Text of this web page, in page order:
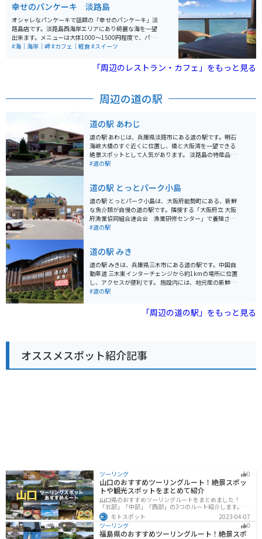
幸せのパンケーキ 淡路島
オシャレなパンケーキで話題の「幸せのパンケーキ」淡
路島店です。淡路島西海岸エリアにあり綺麗な海を一望
出来ます。メニューは大体1000〜1500円程度で、パン
ケーキの他にピザやパスタなどの食事メニューもありま
れとても気持ちが良いです。夏がオススメで、もし天候
が悪くても屋内にも席があるので安心です。屋内席から
#海｜海岸｜岬#カフェ｜軽食#スイーツ
「周辺のレストラン・カフェ」をもっと見る
周辺の道の駅
道の駅 あわじ
道の駅 あわじは、兵庫県淡路市にある道の駅です。明石
海峡大橋のすぐ近くに位置し、橋と大阪湾を一望できる
絶景スポットとして人気があります。 淡路島の特産品を
販売するショップやレストランがあり、新鮮な海の幸や
芸能に触れることもできます。 バイクで訪れる場合、道
の駅には広い駐車場が完備されているので安心です。明
石海峡大橋を渡る爽快なツーリングの休憩地点としても
最適です。周辺には、淡路島国営明石海峡公園や淡路夢
舞台など、観光スポットも点在しているので、合わせて
#道の駅
道の駅 とっとパーク小島
道の駅 とっとパーク小島は、大阪府能勢町にある、新鮮
な魚介類が自慢の道の駅です。隣接する「大阪府立 大阪
府漁業協同組合連合会 漁業研修センター」で養殖され
た、大阪産である「大阪湾とらふぐ」や、活きの良い魚
ふぐ定食や、新鮮な海の幸を使った丼ぶりや定食を楽し
むことができます。また、隣接する「フィッシングエリ
アとっとパーク小島」では、初心者でも気軽に釣りを楽
しむことができます。釣った魚は持ち帰ることも、その
場で調理してもらうこともできます。 バイクで行く場合
し足を伸ばせば、猪名川渓谷などの景勝地もあります。
る、おすすめのスポットです。
#道の駅
道の駅 みき
道の駅 みきは、兵庫県三木市にある道の駅です。中国自
動車道 三木東インターチェンジから約1kmの場所に位置
し、アクセスが便利です。 施設内には、地元産の新鮮な
野菜や果物を販売する農産物直売所や、地元産の食材を
木の伝統工芸品である「みきかじや村」の包丁や、播州
そろばんなども販売されています。バイクに乗っている
山頂からは明石海峡や淡路島を一望できます。三木城跡
は、戦国時代に栄えた城の跡地で、現在は公園として整
備されています。
#道の駅
「周辺の道の駅」をもっと見る
オススメスポット紹介記事
ツーリング 0
山口のおすすめツーリングルート！絶景スポッ
トや観光スポットをまとめて紹介
山口県のおすすめツーリングルートをまとめました！
「北部」「中部」「西部」の3つのルート紹介します。美
しい海岸線や山々を楽しむことができます。バイクで山
口県にツーリングに行く際は参考にしてください。
モトスポット
2023-04-07
ツーリング
0
福島県のおすすめツーリングルート！絶景スポ